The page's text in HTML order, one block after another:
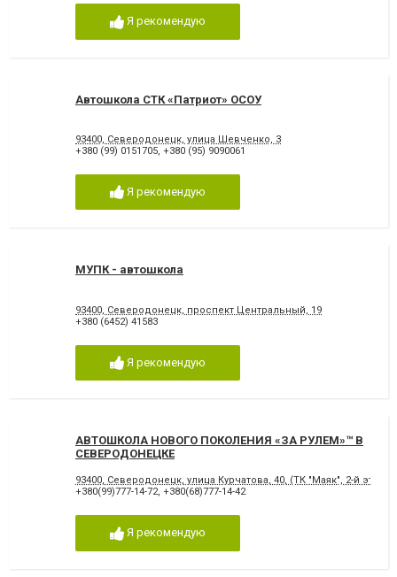
Я рекомендую
Автошкола СТК «Патриот» ОСОУ
93400, Северодонецк, улица Шевченко, 3
+380 (99) 0151705, +380 (95) 9090061
Я рекомендую
МУПК - автошкола
93400, Северодонецк, проспект Центральный, 19
+380 (6452) 41583
Я рекомендую
АВТОШКОЛА НОВОГО ПОКОЛЕНИЯ «ЗА РУЛЕМ»™ В
СЕВЕРОДОНЕЦКЕ
93400, Северодонецк, улица Курчатова, 40, (ТК "Маяк", 2-й этаж)
+380(99)777-14-72, +380(68)777-14-42
Я рекомендую